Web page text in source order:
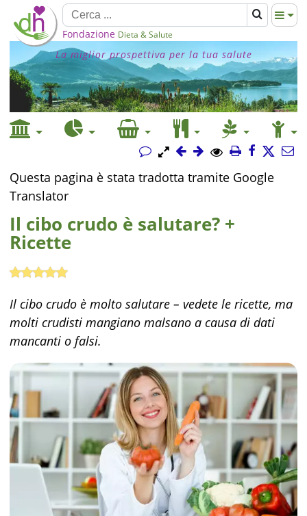
Fondazione Dieta & Salute
La miglior prospettiva per la tua salute
Questa pagina è stata tradotta tramite Google
Translator
Il cibo crudo è salutare? +
Ricette
Il cibo crudo è molto salutare – vedete le ricette, ma
molti crudisti mangiano malsano a causa di dati
mancanti o falsi.